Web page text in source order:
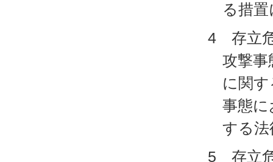
る措
4 存立危
攻撃事
に関
事態に
する法
5 存立